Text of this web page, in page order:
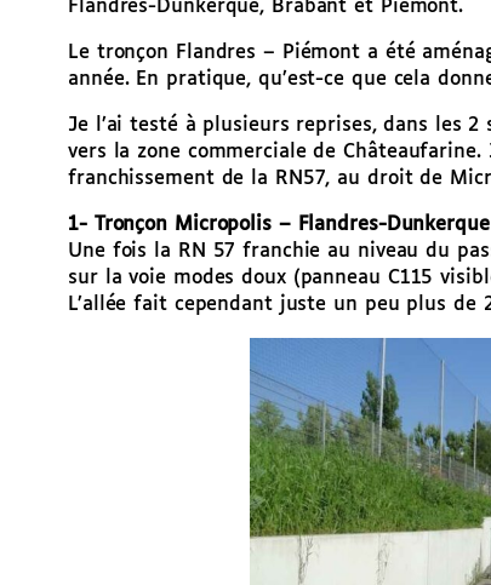
Flandres-Dunkerque, Brabant et Piémont.
Le tronçon Flandres – Piémont a été
année. En pratique, qu’est-ce que cela
Je l’ai testé à plusieurs reprises, dans les
vers la zone commerciale de
franchissement de la RN57, au droit de
1- Tronçon Micropolis – Flandres-
Une fois la RN 57 franchie au niveau du
sur la voie modes doux (panneau C115
L’allée fait cependant juste un peu plus de